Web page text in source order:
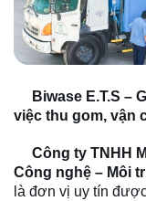
Biwase E.T.S –
việc thu gom, vận
Công ty TNHH
Công nghệ – Môi
là đơn vị uy tín